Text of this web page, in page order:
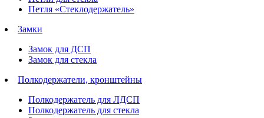
Петля «Стеклодержатель»
Замки
Замок для ДСП
Замок для стекла
Полкодержатели, кронштейны
Полкодержатель для ЛДСП
Полкодержатель для стекла